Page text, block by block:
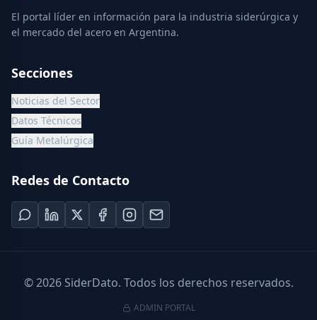
El portal líder en información para la industria siderúrgica y
el mercado del acero en Argentina.
Secciones
Noticias del Sector
Datos Técnicos
Guía Metalúrgica
Redes de Contacto
©2026SiderDato. Todos los derechos reservados.
ADMIN PORTAL